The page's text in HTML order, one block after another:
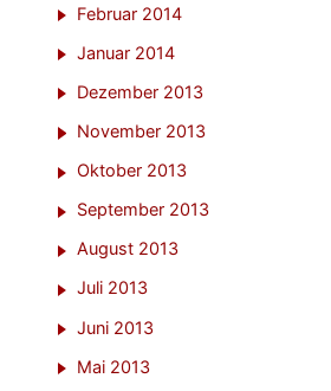
Februar 2014
Januar 2014
Dezember 2013
November 2013
Oktober 2013
September 2013
August 2013
Juli 2013
Juni 2013
Mai 2013